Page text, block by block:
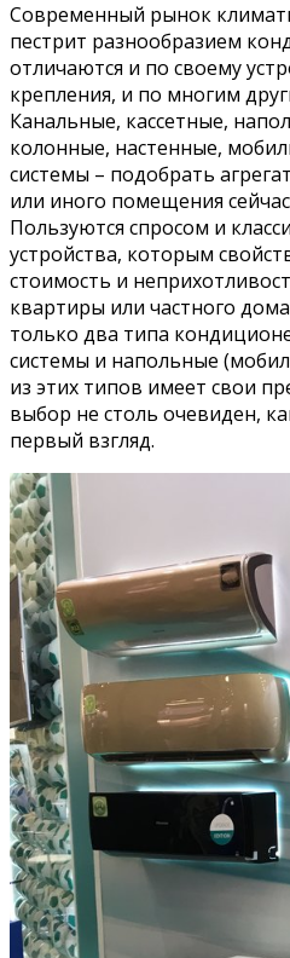
Современный рынок
пестрит разнообразием
отличаются и по своему
крепления, и по многим
Канальные, кассетные,
колонные, настенные,
системы – подобрать
или иного помещения
Пользуются спросом и
устройства, которым
стоимость и
квартиры или частного
только два типа
системы и напольные
из этих типов имеет свои
выбор не столь очевиден,
первый взгляд.